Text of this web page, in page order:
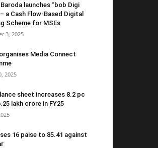
launches “bob Digi
– a Cash Flow-Based Digital
Scheme for MSEs
3, 2025
Media Connect
2025
sheet increases 8.2 pc
lakh crore in FY25
16 paise to 85.41 against